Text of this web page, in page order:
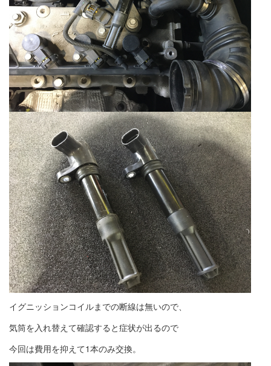
イグニッションコイルまでの断線は無いので、
気筒を入れ替えて確認すると症状が出るので
今回は費用を抑えて1本のみ交換。